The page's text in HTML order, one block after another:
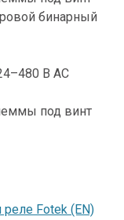
бинарный
В AC
под винт
Fotek (EN)